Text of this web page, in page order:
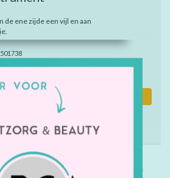
ene zijde een vijl en aan
Toevoegen aan winkelwagen
de ene zijde een vijl en aan de andere zijde